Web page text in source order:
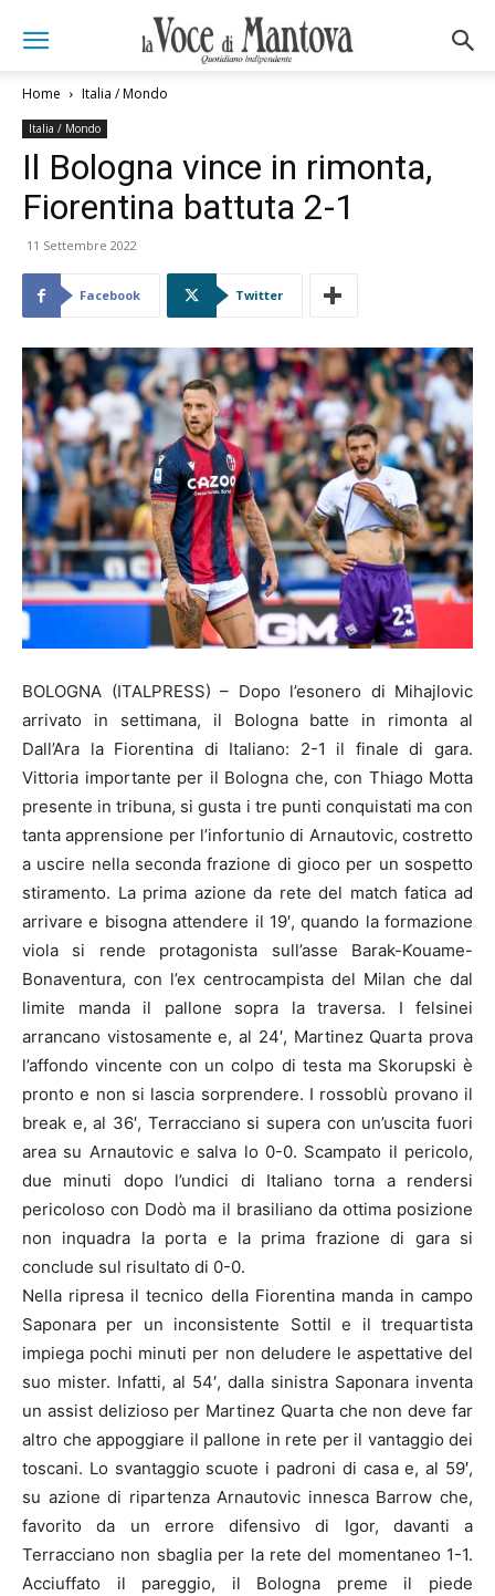
Home Italia / Mondo
Italia / Mondo
Il Bologna vince in rimonta,
Fiorentina battuta 2-1
11 Settembre 2022
Facebook Twitter
BOLOGNA (ITALPRESS) – Dopo l’esonero di Mihajlovic
arrivato in settimana, il Bologna batte in rimonta al
Dall’Ara la Fiorentina di Italiano: 2-1 il finale di gara.
Vittoria importante per il Bologna che, con Thiago Motta
presente in tribuna, si gusta i tre punti conquistati ma con
tanta apprensione per l’infortunio di Arnautovic, costretto
a uscire nella seconda frazione di gioco per un sospetto
stiramento. La prima azione da rete del match fatica ad
arrivare e bisogna attendere il 19′, quando la formazione
viola si rende protagonista sull’asse Barak-Kouame-
Bonaventura, con l’ex centrocampista del Milan che dal
limite manda il pallone sopra la traversa. I felsinei
arrancano vistosamente e, al 24′, Martinez Quarta prova
l’affondo vincente con un colpo di testa ma Skorupski è
pronto e non si lascia sorprendere. I rossoblù provano il
break e, al 36′, Terracciano si supera con un’uscita fuori
area su Arnautovic e salva lo 0-0. Scampato il pericolo,
due minuti dopo l’undici di Italiano torna a rendersi
pericoloso con Dodò ma il brasiliano da ottima posizione
non inquadra la porta e la prima frazione di gara si
conclude sul risultato di 0-0.
Nella ripresa il tecnico della Fiorentina manda in campo
Saponara per un inconsistente Sottil e il trequartista
impiega pochi minuti per non deludere le aspettative del
suo mister. Infatti, al 54′, dalla sinistra Saponara inventa
un assist delizioso per Martinez Quarta che non deve far
altro che appoggiare il pallone in rete per il vantaggio dei
toscani. Lo svantaggio scuote i padroni di casa e, al 59′,
su azione di ripartenza Arnautovic innesca Barrow che,
favorito da un errore difensivo di Igor, davanti a
Terracciano non sbaglia per la rete del momentaneo 1-1.
Acciuffato il pareggio, il Bologna preme il piede